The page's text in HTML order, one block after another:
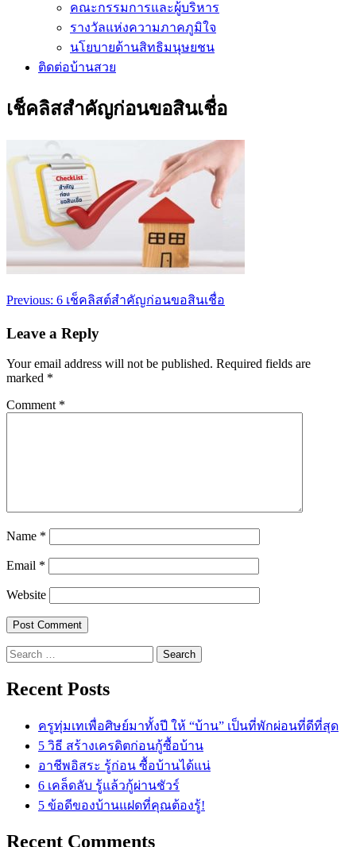
คณะกรรมการและผู้บริหาร
รางวัลแห่งความภาคภูมิใจ
นโยบายด้านสิทธิมนุษยชน
ติดต่อบ้านสวย
เช็คลิสสำคัญก่อนขอสินเชื่อ
Post
Previous: 6 เช็คลิสต์สำคัญก่อนขอสินเชื่อ
Leave a Reply
Your email address will not be published. Required fields are
marked *
Comment *
Name *
Email *
Website
Search
for:
Recent Posts
ครูทุ่มเทเพื่อศิษย์มาทั้งปี ให้ “บ้าน” เป็นที่พักผ่อนที่ดีที่สุด
5 วิธี สร้างเครดิตก่อนกู้ซื้อบ้าน
อาชีพอิสระ รู้ก่อน ซื้อบ้านได้แน่
6 เคล็ดลับ รู้แล้วกู้ผ่านชัวร์
5 ข้อดีของบ้านแฝดที่คุณต้องรู้!
Recent Comments